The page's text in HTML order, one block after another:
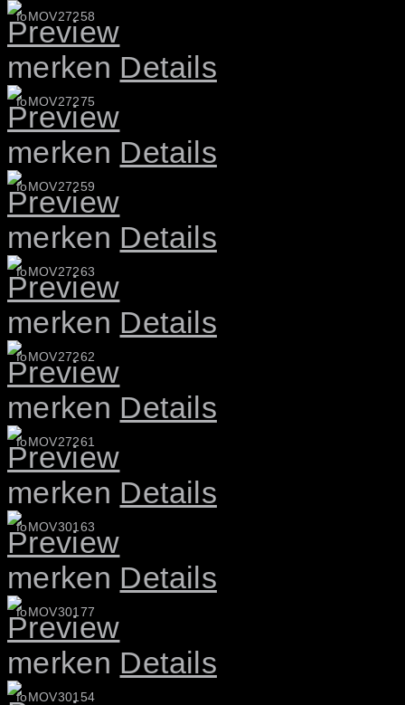
foMOV27258
merken Details
foMOV27275
merken Details
foMOV27259
merken Details
foMOV27263
merken Details
foMOV27262
merken Details
foMOV27261
merken Details
foMOV30163
merken Details
foMOV30177
merken Details
foMOV30154